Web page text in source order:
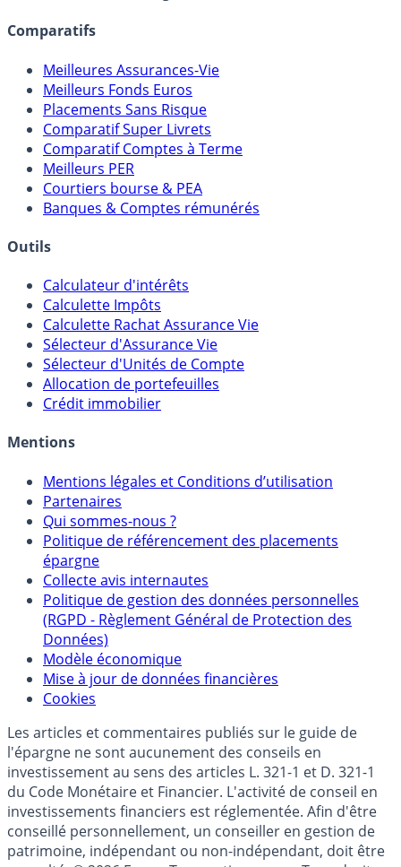
assureurs, sociétés de gestion, CGP, etc.
Comparatifs
Meilleures Assurances-Vie
Meilleurs Fonds Euros
Placements Sans Risque
Comparatif Super Livrets
Comparatif Comptes à Terme
Meilleurs PER
Courtiers bourse & PEA
Banques & Comptes rémunérés
Outils
Calculateur d'intérêts
Calculette Impôts
Calculette Rachat Assurance Vie
Sélecteur d'Assurance Vie
Sélecteur d'Unités de Compte
Crédit immobilier
Mentions
Mentions légales et Conditions d’utilisation
Partenaires
Qui sommes-nous ?
Politique de référencement des placements
épargne
Collecte avis internautes
Politique de gestion des données personnelles
(RGPD - Règlement Général de Protection des
Données)
Modèle économique
Cookies
Les articles et commentaires publiés sur le guide de
l'épargne ne sont aucunement des conseils en
investissement au sens des articles L. 321-1 et D. 321-1
du Code Monétaire et Financier. L'activité de conseil en
investissements financiers est réglementée. Afin d'être